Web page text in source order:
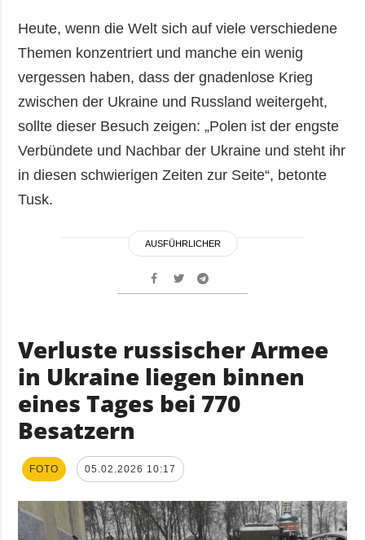
Heute, wenn die Welt sich auf viele verschiedene
Themen konzentriert und manche ein wenig
vergessen haben, dass der gnadenlose Krieg
zwischen der Ukraine und Russland weitergeht,
sollte dieser Besuch zeigen: „Polen ist der engste
Verbündete und Nachbar der Ukraine und steht ihr
in diesen schwierigen Zeiten zur Seite“, betonte
Tusk.
AUSFÜHRLICHER
Verluste russischer Armee
in Ukraine liegen binnen
eines Tages bei 770
Besatzern
FOTO 05.02.2026 10:17